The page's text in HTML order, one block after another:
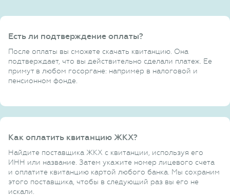
Есть ли подтверждение оплаты?
После оплаты вы сможете скачать квитанцию. Она
подтверждает, что вы действительно сделали платеж. Ее
примут в любом госоргане: например в налоговой и
пенсионном фонде.
Как оплатить квитанцию ЖКХ?
Найдите поставщика ЖКХ с квитанции, используя его
ИНН или название. Затем укажите номер лицевого счета
и оплатите квитанцию картой любого банка. Мы сохраним
этого поставщика, чтобы в следующий раз вы его не
искали.